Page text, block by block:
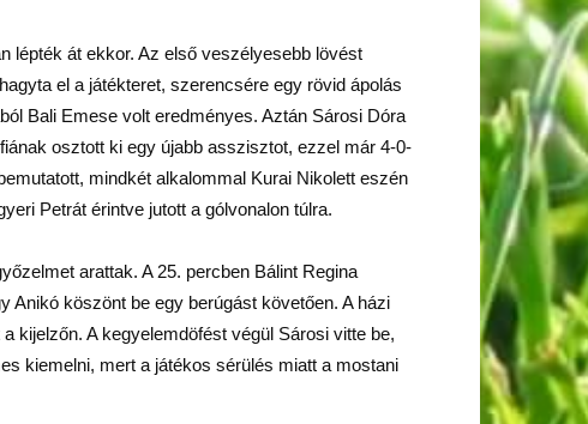
lépték át ekkor. Az első veszélyesebb lövést
el a játékteret, szerencsére egy rövid ápolás
Bali Emese volt eredményes. Aztán Sárosi Dóra
osztott ki egy újabb asszisztot, ezzel már 4-0-
mindkét alkalommal Kurai Nikolett eszén
Petrát érintve jutott a gólvonalon túlra.
arattak. A 25. percben Bálint Regina
Anikó köszönt be egy berúgást követően. A házi
kijelzőn. A kegyelemdöfést végül Sárosi vitte be,
kiemelni, mert a játékos sérülés miatt a mostani